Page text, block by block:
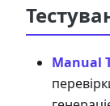
Manual